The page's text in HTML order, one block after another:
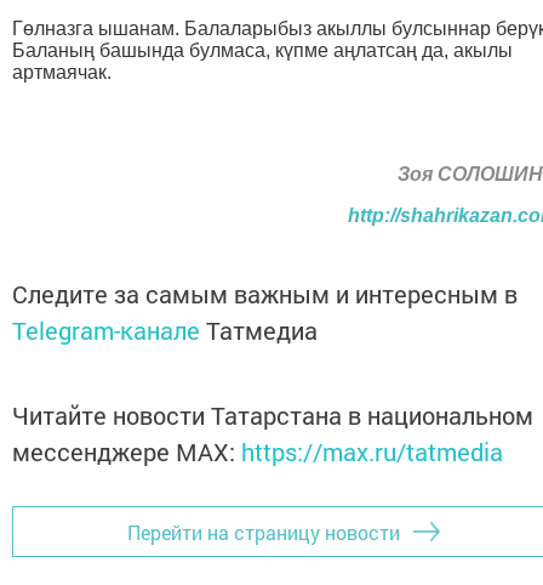
Гөлназга ышанам. Балаларыбыз акыллы булсыннар
Баланың башында булмаса, күпме аңлатсаң да, акылы
артмаячак.
Зоя
http://
Следите за самым важным и интересным в
Telegram-канале Татмедиа
Читайте новости Татарстана в национальном
мессенджере MАХ: https://max.ru/tatmedia
Перейти на страницу новости